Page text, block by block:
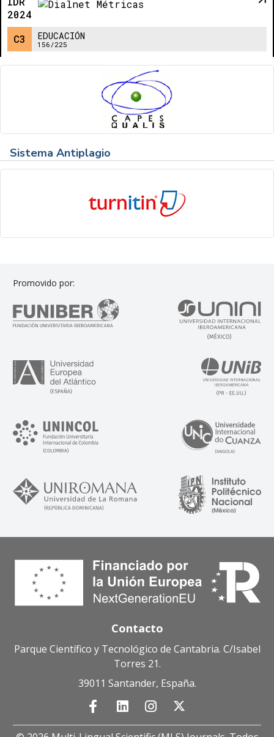
Sistema Antiplagio
Promovido por:
Contacto
Parque Científico y Tecnológico de Cantabria. C/Isabel
Torres 21.
39011 Santander, España.